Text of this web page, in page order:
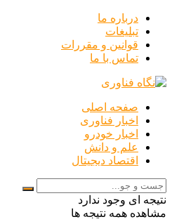
درباره ما
تبلیغات
قوانین و مقررات
تماس با ما
صفحه اصلی
اخبار فناوری
اخبار خودرو
علم و دانش
اقتصاد دیجیتال
نتیجه ای وجود ندارد
مشاهده همه نتیجه ها